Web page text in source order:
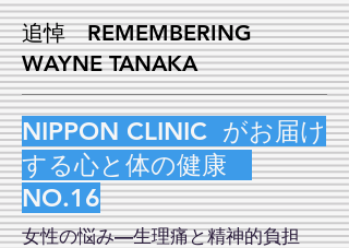
追悼 REMEMBERING
WAYNE TANAKA
NIPPON CLINIC がお届け
する心と体の健康
NO.16
女性の悩み—生理痛と精神的負担